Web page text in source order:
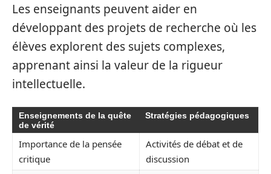
Les enseignants peuvent aider en
développant des projets de recherche où les
élèves explorent des sujets complexes,
apprenant ainsi la valeur de la rigueur
intellectuelle.
Enseignements de la quête
de vérité
Stratégies pédagogiques
Importance de la pensée
critique
Activités de débat et de
discussion